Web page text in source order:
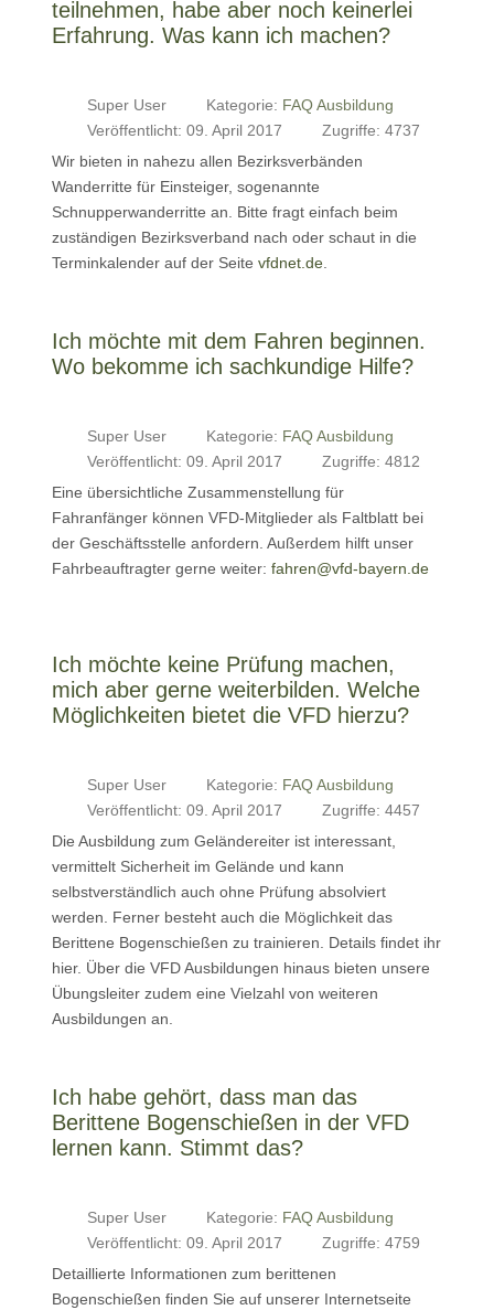
teilnehmen, habe aber noch keinerlei
Erfahrung. Was kann ich machen?
Super User Kategorie: FAQ Ausbildung
Veröffentlicht: 09. April 2017
Zugriffe: 4737
Wir bieten in nahezu allen Bezirksverbänden
Wanderritte für Einsteiger, sogenannte
Schnupperwanderritte an. Bitte fragt einfach beim
zuständigen Bezirksverband nach oder schaut in die
Terminkalender auf der Seite vfdnet.de.
Ich möchte mit dem Fahren beginnen.
Wo bekomme ich sachkundige Hilfe?
Super User Kategorie: FAQ Ausbildung
Veröffentlicht: 09. April 2017
Zugriffe: 4812
Eine übersichtliche Zusammenstellung für
Fahranfänger können VFD-Mitglieder als Faltblatt bei
der Geschäftsstelle anfordern. Außerdem hilft unser
Fahrbeauftragter gerne weiter: fahren@vfd-bayern.de
Ich möchte keine Prüfung machen,
mich aber gerne weiterbilden. Welche
Möglichkeiten bietet die VFD hierzu?
Super User Kategorie: FAQ Ausbildung
Veröffentlicht: 09. April 2017
Zugriffe: 4457
Die Ausbildung zum Geländereiter ist interessant,
vermittelt Sicherheit im Gelände und kann
selbstverständlich auch ohne Prüfung absolviert
werden. Ferner besteht auch die Möglichkeit das
Berittene Bogenschießen zu trainieren. Details findet ihr
hier. Über die VFD Ausbildungen hinaus bieten unsere
Übungsleiter zudem eine Vielzahl von weiteren
Ausbildungen an.
Ich habe gehört, dass man das
Berittene Bogenschießen in der VFD
lernen kann. Stimmt das?
Super User Kategorie: FAQ Ausbildung
Veröffentlicht: 09. April 2017
Zugriffe: 4759
Detaillierte Informationen zum berittenen
Bogenschießen finden Sie auf unserer Internetseite